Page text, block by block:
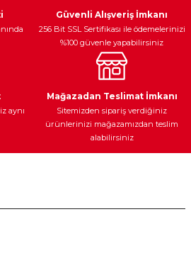
bilgiler bulunuyor.
bulunuyor.
daha pahalı.
alternatifler olmalı.
Araç Yağları
Güvenli Alışveriş İmkanı
256 Bit SSL Sertifikası ile ödemelerinizi
%100 güvenle yapabilirsiniz
aynı
Mağazadan Teslimat İmkanı
Sitemizden sipariş verdiğiniz
ürünlerinizi mağazamızdan teslim
alabilirsiniz